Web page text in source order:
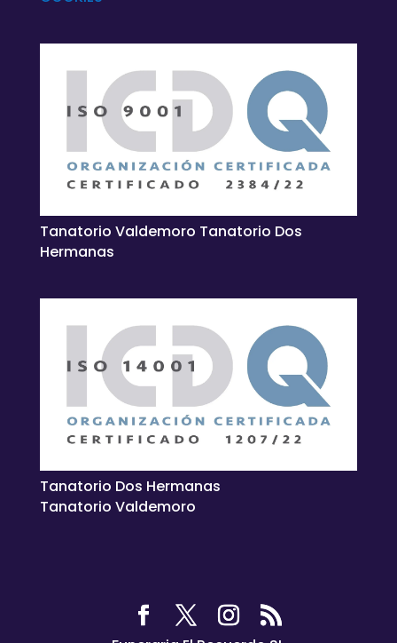
Tanatorio Valdemoro Tanatorio Dos
Hermanas
Tanatorio Dos Hermanas
Tanatorio Valdemoro